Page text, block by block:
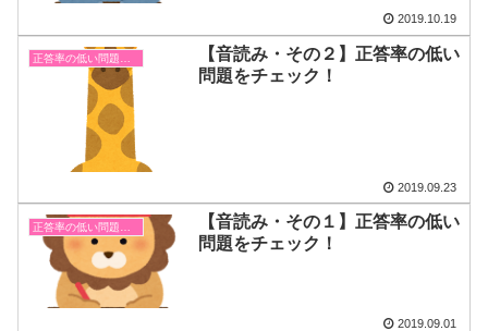
2019.10.19
【音読み・その２】正答率の低い
問題をチェック！
2019.09.23
【音読み・その１】正答率の低い
問題をチェック！
2019.09.01